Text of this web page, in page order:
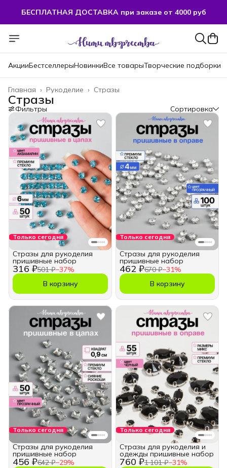
БЕСПЛАТНАЯ ДОСТАВКА при заказе от 4000 руб
АкцииБестселлерыНовинкиВсе товарыТворческие подборки
Стразы
Рукоделие ›
Главная ›
Стразы
Фильтры Сортировка
Только сегодня
316 ₽501 ₽−37%
Стразы для рукоделия
пришивные набор
В корзину
Только сегодня
462 ₽670 ₽−31%
Стразы для рукоделия
пришивные набор
В корзину
Только сегодня
456 ₽642 ₽−29%
Стразы для рукоделия
пришивные набор
Только сегодня
760 ₽1 101 ₽−31%
Стразы для рукоделия и
одежды пришивные набор